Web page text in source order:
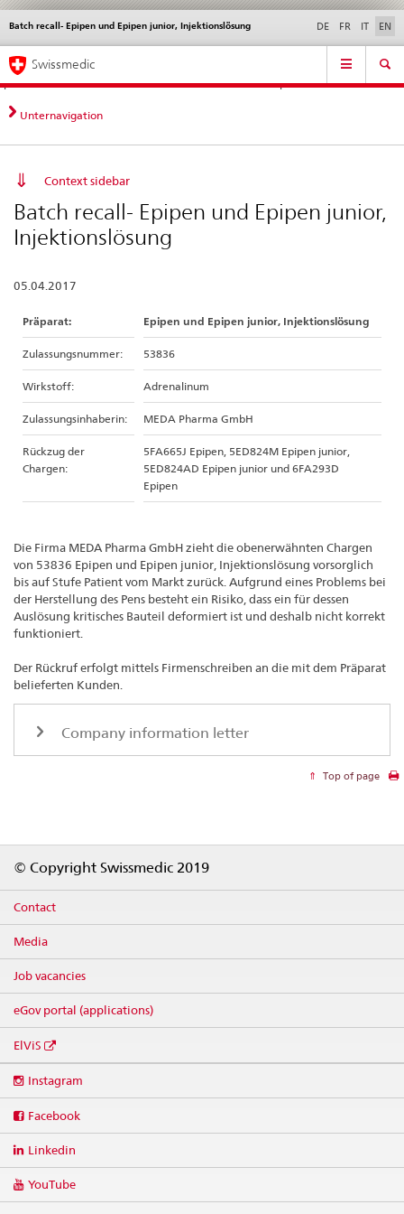
Direct
navigation:
news,
legal
contact
News &
standards
Contact | Support &
Help
Batch recall- Epipen und Epipen junior, Injektionslösung
Languages DE FR IT EN
Service
Main
Navigation
Swissmedic
Unternavigation
Context sidebar
Batch recall- Epipen und Epipen junior,
Injektionslösung
05.04.2017
Präparat: Epipen und Epipen junior, Injektionslösung
Zulassungsnummer: 53836
Wirkstoff: Adrenalinum
Zulassungsinhaberin: MEDA Pharma GmbH
Rückzug der
Chargen:
5FA665J Epipen, 5ED824M Epipen junior,
5ED824AD Epipen junior und 6FA293D
Epipen
Die Firma MEDA Pharma GmbH zieht die obenerwähnten Chargen
von 53836 Epipen und Epipen junior, Injektionslösung vorsorglich
bis auf Stufe Patient vom Markt zurück. Aufgrund eines Problems bei
der Herstellung des Pens besteht ein Risiko, dass ein für dessen
Auslösung kritisches Bauteil deformiert ist und deshalb nicht korrekt
funktioniert.
Der Rückruf erfolgt mittels Firmenschreiben an die mit dem Präparat
belieferten Kunden.
Company information letter
Top of page
© Copyright Swissmedic 2019
Contact
Media
Job vacancies
eGov portal (applications)
ElViS
media
Instagram
Facebook
Linkedin
YouTube